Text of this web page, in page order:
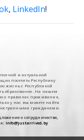
, LinkedIn!
и актуальной
посетить Республику
жизнь с Республикой
образование. На нашем
о правилах проживания,
у нас вы можете найти
гражданами.
о сотрудничестве,
info@justarrived.by